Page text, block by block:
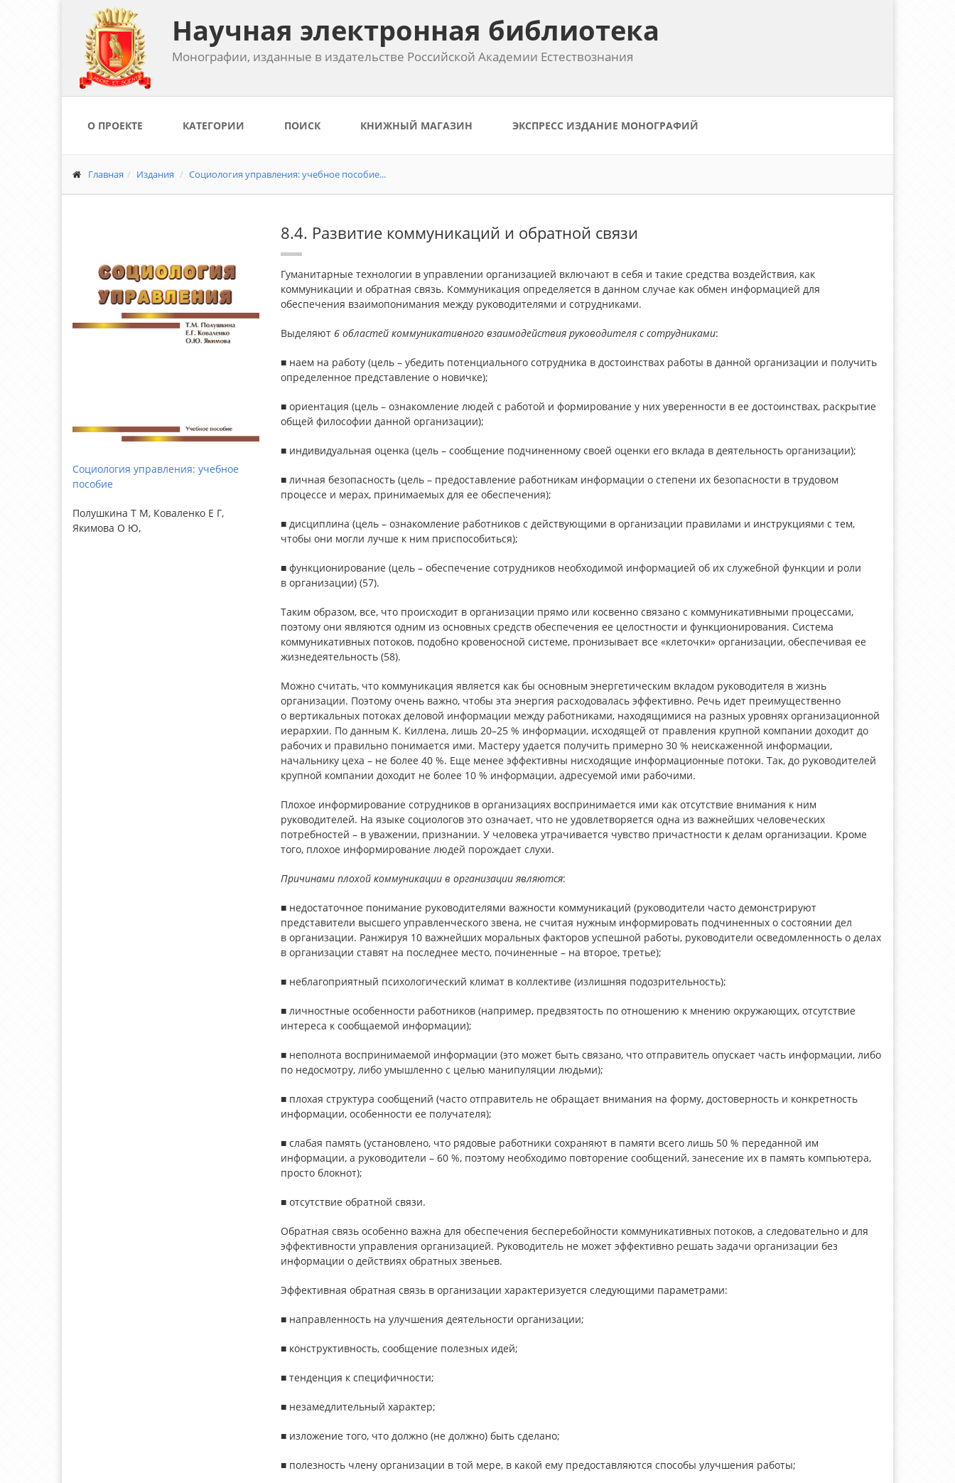
Научная электронная библиотека
Монографии, изданные в издательстве Российской Академии Естествознания
О ПРОЕКТЕ КАТЕГОРИИ ПОИСК КНИЖНЫЙ МАГАЗИН ЭКСПРЕСС ИЗДАНИЕ МОНОГРАФИЙ
Главная Издания Социология управления: учебное пособие...
Социология управления: учебное
пособие
Полушкина Т М, Коваленко Е Г,
Якимова О Ю,
8.4. Развитие коммуникаций и обратной связи
Гуманитарные технологии в управлении организацией включают в себя и такие средства воздействия, как
коммуникации и обратная связь. Коммуникация определяется в данном случае как обмен информацией для
обеспечения взаимопонимания между руководителями и сотрудниками.
Выделяют 6 областей коммуникативного взаимодействия руководителя с сотрудниками:
■ наем на работу (цель – убедить потенциального сотрудника в достоинствах работы в данной организации и получить
определенное представление о новичке);
■ ориентация (цель – ознакомление людей с работой и формирование у них уверенности в ее достоинствах, раскрытие
общей философии данной организации);
■ индивидуальная оценка (цель – сообщение подчиненному своей оценки его вклада в деятельность организации);
■ личная безопасность (цель – предоставление работникам информации о степени их безопасности в трудовом
процессе и мерах, принимаемых для ее обеспечения);
■ дисциплина (цель – ознакомление работников с действующими в организации правилами и инструкциями с тем,
чтобы они могли лучше к ним приспособиться);
■ функционирование (цель – обеспечение сотрудников необходимой информацией об их служебной функции и роли
в организации) (57).
Таким образом, все, что происходит в организации прямо или косвенно связано с коммуникативными процессами,
поэтому они являются одним из основных средств обеспечения ее целостности и функционирования. Система
коммуникативных потоков, подобно кровеносной системе, пронизывает все «клеточки» организации, обеспечивая ее
жизнедеятельность (58).
Можно считать, что коммуникация является как бы основным энергетическим вкладом руководителя в жизнь
организации. Поэтому очень важно, чтобы эта энергия расходовалась эффективно. Речь идет преимущественно
о вертикальных потоках деловой информации между работниками, находящимися на разных уровнях организационной
иерархии. По данным К. Киллена, лишь 20–25 % информации, исходящей от правления крупной компании доходит до
рабочих и правильно понимается ими. Мастеру удается получить примерно 30 % неискаженной информации,
начальнику цеха – не более 40 %. Еще менее эффективны нисходящие информационные потоки. Так, до руководителей
крупной компании доходит не более 10 % информации, адресуемой ими рабочими.
Плохое информирование сотрудников в организациях воспринимается ими как отсутствие внимания к ним
руководителей. На языке социологов это означает, что не удовлетворяется одна из важнейших человеческих
потребностей – в уважении, признании. У человека утрачивается чувство причастности к делам организации. Кроме
того, плохое информирование людей порождает слухи.
Причинами плохой коммуникации в организации являются:
■ недостаточное понимание руководителями важности коммуникаций (руководители часто демонстрируют
представители высшего управленческого звена, не считая нужным информировать подчиненных о состоянии дел
в организации. Ранжируя 10 важнейших моральных факторов успешной работы, руководители осведомленность о делах
в организации ставят на последнее место, починенные – на второе, третье);
■ неблагоприятный психологический климат в коллективе (излишняя подозрительность);
■ личностные особенности работников (например, предвзятость по отношению к мнению окружающих, отсутствие
интереса к сообщаемой информации);
■ неполнота воспринимаемой информации (это может быть связано, что отправитель опускает часть информации, либо
по недосмотру, либо умышленно с целью манипуляции людьми);
■ плохая структура сообщений (часто отправитель не обращает внимания на форму, достоверность и конкретность
информации, особенности ее получателя);
■ слабая память (установлено, что рядовые работники сохраняют в памяти всего лишь 50 % переданной им
информации, а руководители – 60 %, поэтому необходимо повторение сообщений, занесение их в память компьютера,
просто блокнот);
■ отсутствие обратной связи.
Обратная связь особенно важна для обеспечения бесперебойности коммуникативных потоков, а следовательно и для
эффективности управления организацией. Руководитель не может эффективно решать задачи организации без
информации о действиях обратных звеньев.
Эффективная обратная связь в организации характеризуется следующими параметрами:
■ направленность на улучшения деятельности организации;
■ конструктивность, сообщение полезных идей;
■ тенденция к специфичности;
■ незамедлительный характер;
■ изложение того, что должно (не должно) быть сделано;
■ полезность члену организации в той мере, в какой ему предоставляются способы улучшения работы;